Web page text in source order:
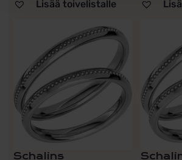
Lisää toivelistalle
Schalins